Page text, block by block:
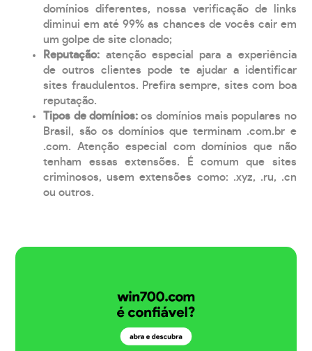
domínios diferentes, nossa verificação de links
diminui em até 99% as chances de vocês cair em
um golpe de site clonado;
Reputação: atenção especial para a experiência
de outros clientes pode te ajudar a identificar
sites fraudulentos. Prefira sempre, sites com boa
reputação.
Tipos de domínios:os domínios mais populares no
Brasil, são os domínios que terminam .com.br e
.com. Atenção especial com domínios que não
tenham essas extensões. É comum que sites
criminosos, usem extensões como: .xyz, .ru, .cn
ou outros.